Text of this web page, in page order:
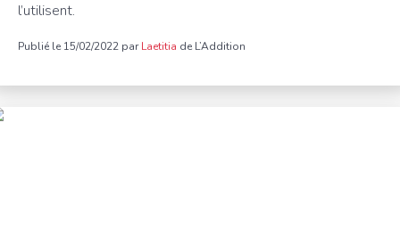
l’utilisent.
Publié le 15/02/2022 parLaetitia de L’Addition